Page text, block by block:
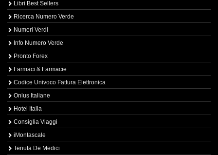
Libri Best Sellers
Ricerca Numero Verde
Numeri Verdi
Info Numero Verde
Pronto Forex
Farmaci & Farmacie
Codice Univoco Fattura Elettronica
Onlus Italiane
Hotel Italia
Consiglia Viaggi
iMontascale
Tenuta De Medici